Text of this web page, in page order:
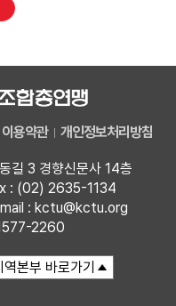
이용약관 개인정보처리방침
길 3 경향신문사 14층
: (02) 2635-1134
: kctu@kctu.org
2260